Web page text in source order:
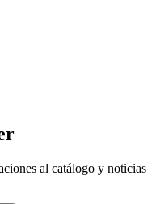
al catálogo y noticias